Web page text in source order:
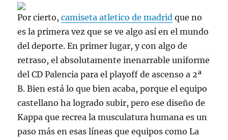
Por cierto,camiseta atletico de madrid que no
es la primera vez que se ve algo así en el mundo
del deporte. En primer lugar, y con algo de
retraso, el absolutamente inenarrable uniforme
del CD Palencia para el playoff de ascenso a 2ª
B. Bien está lo que bien acaba, porque el equipo
castellano ha logrado subir, pero ese diseño de
Kappa que recrea la musculatura humana es un
paso más en esas líneas que equipos como La